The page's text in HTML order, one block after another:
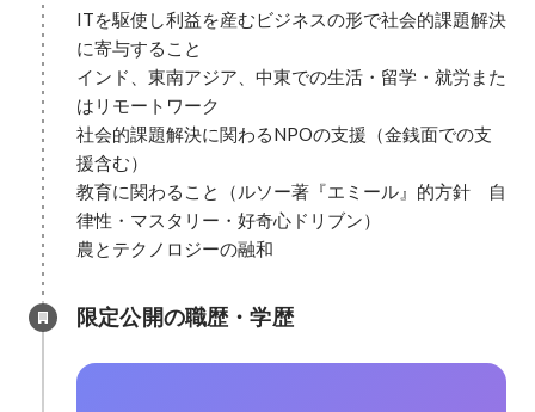
ITを駆使し利益を産むビジネスの形で社会的課題解決
に寄与すること
インド、東南アジア、中東での生活・留学・就労また
はリモートワーク
社会的課題解決に関わるNPOの支援（金銭面での支
援含む）
教育に関わること（ルソー著『エミール』的方針　自
律性・マスタリー・好奇心ドリブン）
農とテクノロジーの融和
限定公開の職歴・学歴